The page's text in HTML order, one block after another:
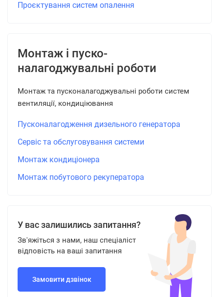
Проєктування систем опалення
Монтаж і пуско-
налагоджувальні роботи
Монтаж та пусконалагоджувальні роботи систем
вентиляції, кондиціювання
Пусконалагодження дизельного генератора
Сервіс та обслуговування системи
Монтаж кондиціонера
Монтаж побутового рекуператора
У вас залишились запитання?
Зв'яжіться з нами, наш спеціаліст
відповість на ваші запитання
Замовити дзвінок